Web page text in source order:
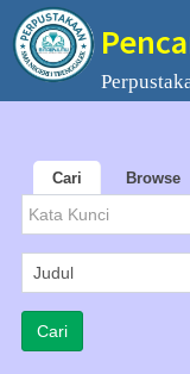
Cari Browse